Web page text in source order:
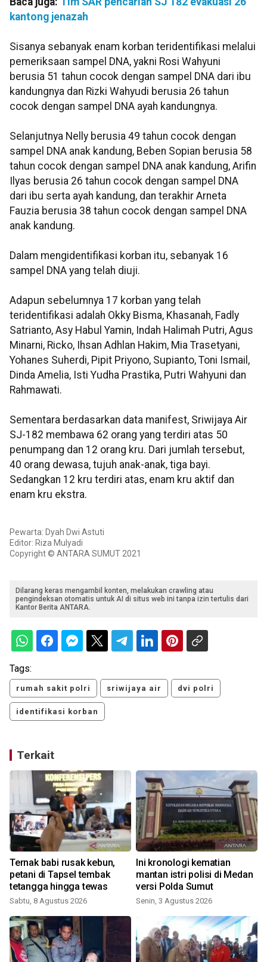
kantong jenazah
Sisanya sebanyak enam korban teridentifikasi melalui
pemeriksaan sampel DNA, yakni Rosi Wahyuni
berusia 51 tahun cocok dengan sampel DNA dari ibu
kandungnya dan Rizki Wahyudi berusia 26 tahun
cocok dengan sampel DNA ayah kandungnya.
Selanjutnya Nelly berusia 49 tahun cocok dengan
sampel DNA anak kandung, Beben Sopian berusia 58
tahun cocok dengan sampel DNA anak kandung, Arifin
Ilyas berusia 26 tahun cocok dengan sampel DNA
dari ibu serta ayah kandung, dan terakhir Arneta
Fauzia berusia 38 tahun cocok dengan sampel DNA
anak kandung.
Dalam mengidentifikasi korban itu, sebanyak 16
sampel DNA yang telah diuji.
Adapun sebelumnya 17 korban yang telah
teridentifikasi adalah Okky Bisma, Khasanah, Fadly
Satrianto, Asy Habul Yamin, Indah Halimah Putri, Agus
Minarni, Ricko, Ihsan Adhlan Hakim, Mia Trasetyani,
Yohanes Suherdi, Pipit Priyono, Supianto, Toni Ismail,
Dinda Amelia, Isti Yudha Prastika, Putri Wahyuni dan
Rahmawati.
Sementara berdasarkan data manifest, Sriwijaya Air
SJ-182 membawa 62 orang yang terdiri atas 50
penumpang dan 12 orang kru. Dari jumlah tersebut,
40 orang dewasa, tujuh anak-anak, tiga bayi.
Sedangkan 12 kru terdiri atas, enam kru aktif dan
enam kru ekstra.
Pewarta: Dyah Dwi Astuti
Editor: Riza Mulyadi
Copyright © ANTARA SUMUT 2021
Dilarang keras mengambil konten, melakukan crawling atau
pengindeksan otomatis untuk AI di situs web ini tanpa izin tertulis dari
Kantor Berita ANTARA.
Tags:
rumah sakit polri sriwijaya air dvi polri
identifikasi korban
Terkait
Ternak babi rusak kebun,
petani di Tapsel tembak
tetangga hingga tewas
Sabtu, 8 Agustus 2026
Ini kronologi kematian
mantan istri polisi di Medan
versi Polda Sumut
Senin, 3 Agustus 2026